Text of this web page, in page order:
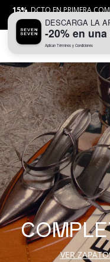
15% DCTO EN PRIMERA
VER
DESCARGA LA
-20% en
Aplican Términos y Condiciones